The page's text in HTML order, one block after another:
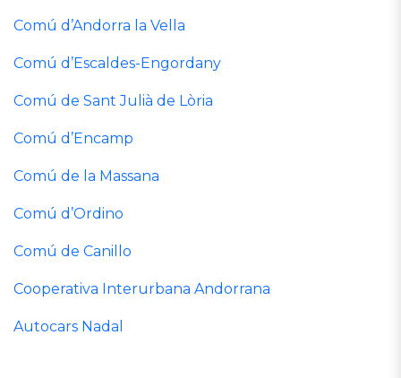
Comú d’Andorra la Vella
Comú d’Escaldes-Engordany
Comú de Sant Julià de Lòria
Comú d’Encamp
Comú de la Massana
Comú d’Ordino
Comú de Canillo
Cooperativa Interurbana Andorrana
Autocars Nadal